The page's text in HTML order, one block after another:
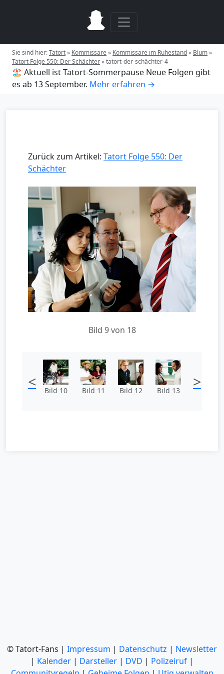
Sie sind hier:Tatort» Kommissare» Kommissare im Ruhestand» Blum»
Tatort Folge 550: Der Schächter»tatort-der-schächter-4
🏖️ Aktuell ist Tatort-Sommerpause Neue Folgen gibt
es ab 13 September. Mehr erfahren →
Zurück zum Artikel: Tatort Folge 550: Der
Schächter
Bild 9 von 18
< Bild 10 Bild 11 Bild 12 Bild 13 >
© Tatort-Fans | Impressum | Datenschutz | Newsletter
| Kalender | Darsteller | DVD | Polizeiruf |